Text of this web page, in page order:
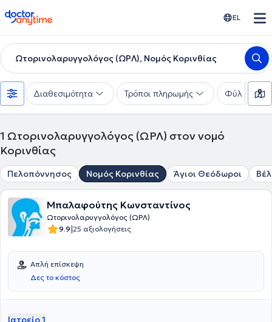
doctoranytime EL
Ωτορινολαρυγγολόγος (ΩΡΛ), Νομός Κορινθίας
Διαθεσιμότητα Τρόποι πληρωμής Φύλο
1 Ωτορινολαρυγγολόγος (ΩΡΛ) στον νομό
Κορινθίας
Πελοπόννησος Νομός Κορινθίας Άγιοι Θεόδωροι
Μπαλαφούτης Κωνσταντίνος
Ωτορινολαρυγγολόγος (ΩΡΛ)
9.9|25 αξιολογήσεις
Απλή επίσκεψη
Δες το κόστος
Ιατρείο 1